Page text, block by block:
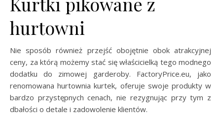
hurtowni
Nie sposób również przejść obojętnie obok atrakcyjnej
ceny, za którą możemy stać się właścicielką tego modnego
dodatku do zimowej garderoby. FactoryPrice.eu, jako
renomowana hurtownia kurtek, oferuje swoje produkty w
bardzo przystępnych cenach, nie rezygnując przy tym z
dbałości o detale i zadowolenie klientów.